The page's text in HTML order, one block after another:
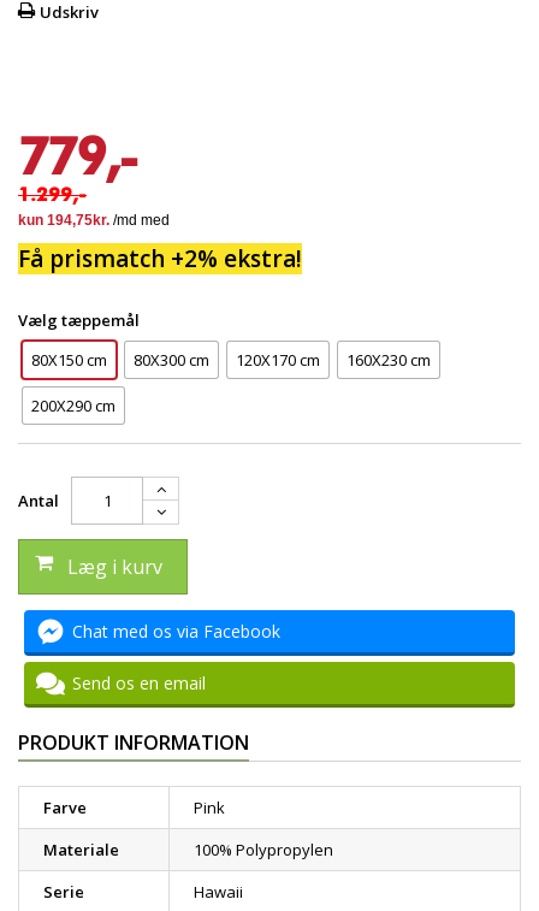
Udskriv
779,-
1.299,-
Få prismatch +2% ekstra!
Vælg tæppemål
80X150 cm
80X300 cm 120X170 cm 160X230 cm
200X290 cm
Antal
Læg i kurv
Chat med os via Facebook
Send os en email
PRODUKT INFORMATION
Farve
Pink
Materiale
100% Polypropylen
Serie
Hawaii